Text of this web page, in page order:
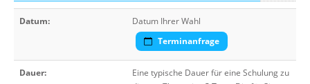
Datum:
Datum Ihrer Wahl
Terminanfrage
Dauer:
Eine typische Dauer für eine Schulung zu